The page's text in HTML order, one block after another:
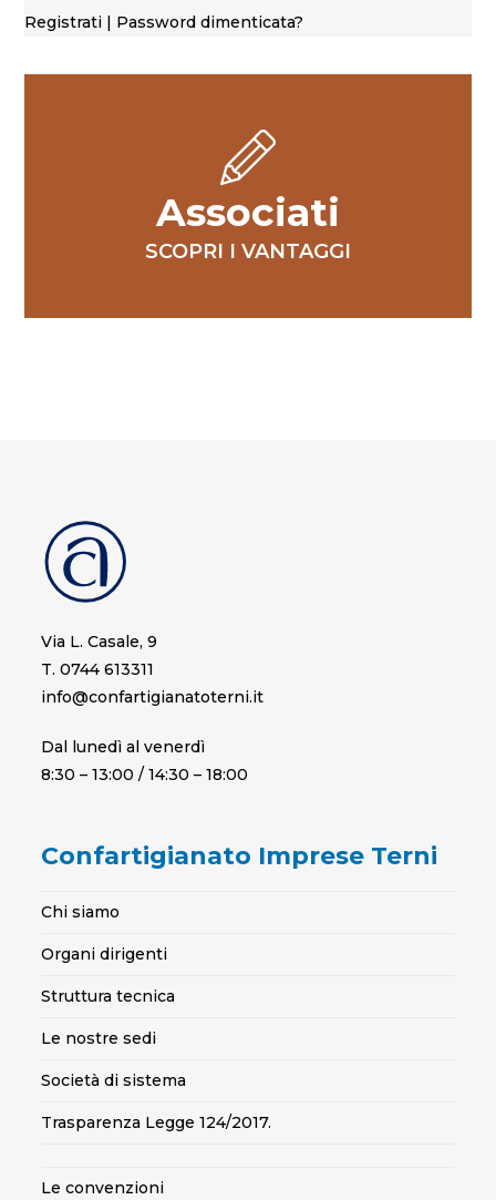
Registrati Password dimenticata?
Associati
SCOPRI I VANTAGGI
Via L. Casale, 9
T. 0744 613311
info@confartigianatoterni.it
Dal lunedì al venerdì
8:30 – 13:00 / 14:30 – 18:00
Confartigianato Imprese Terni
Chi siamo
Organi dirigenti
Struttura tecnica
Le nostre sedi
Società di sistema
Trasparenza Legge 124/2017.
Le convenzioni